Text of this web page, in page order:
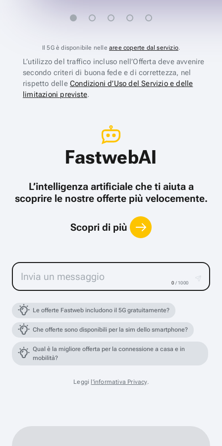
Il 5G è disponibile nelle aree coperte dal servizio.
L’utilizzo del traffico incluso nell’Offerta deve avvenire
secondo criteri di buona fede e di correttezza, nel
rispetto delle Condizioni d’Uso del Servizio e delle
limitazioni previste.
FastwebAI
L’intelligenza artificiale che ti aiuta a
scoprire le nostre offerte più velocemente.
Scopri di più
0 / 1000
Le offerte Fastweb includono il 5G gratuitamente?
Che offerte sono disponibili per la sim dello smartphone?
Qual è la migliore offerta per la connessione a casa e in
mobilità?
Leggi l'informativa Privacy.